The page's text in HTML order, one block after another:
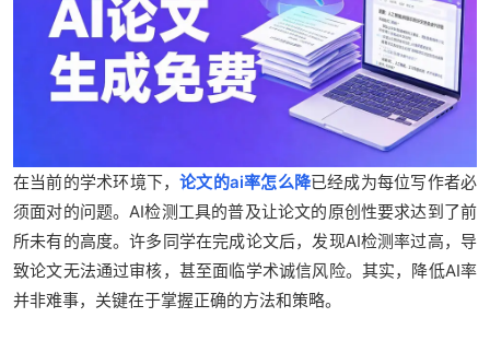
在当前的学术环境下，论文的ai率怎么降已经成为每位写作者必
须面对的问题。AI检测工具的普及让论文的原创性要求达到了前
所未有的高度。许多同学在完成论文后，发现AI检测率过高，导
致论文无法通过审核，甚至面临学术诚信风险。其实，降低AI率
并非难事，关键在于掌握正确的方法和策略。